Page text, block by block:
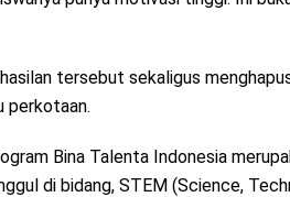
tersebut sekaligus
perkotaan.
Bina Talenta Indonesia
di bidang, STEM (Science,